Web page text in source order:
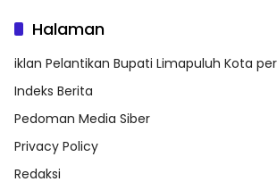
Halaman
iklan Pelantikan Bupati Limapuluh Kota
Indeks Berita
Pedoman Media Siber
Privacy Policy
Redaksi